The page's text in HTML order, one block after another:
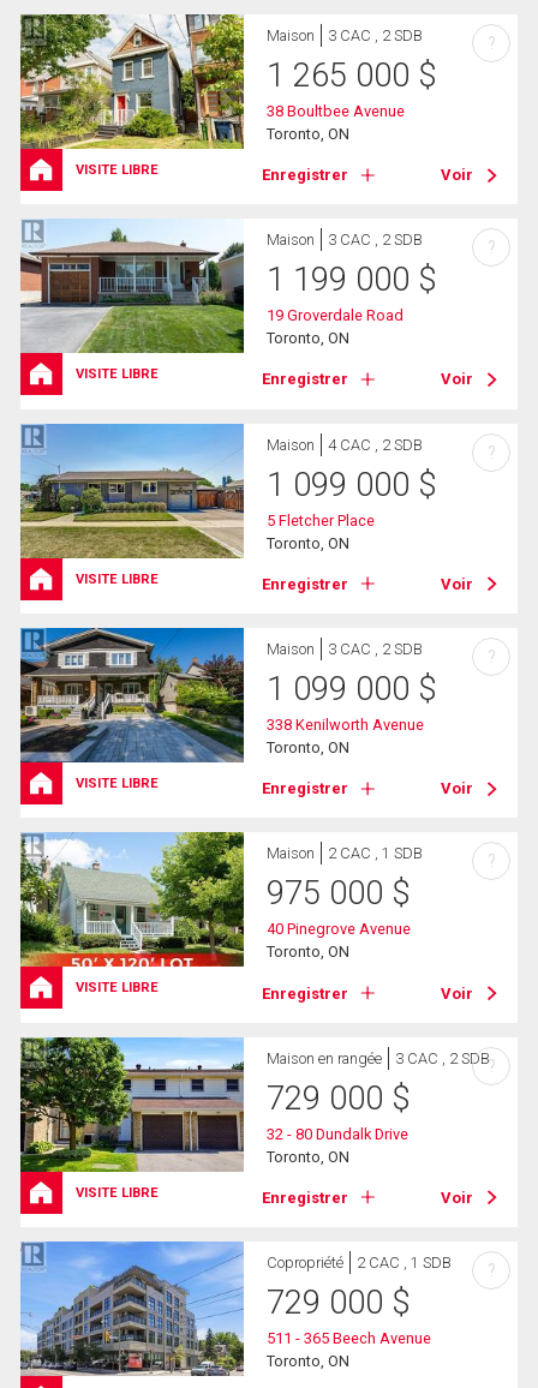
VISITE LIBRE
Maison 3 CAC , 2 SDB
1 265 000 $
38 Boultbee Avenue
Toronto, ON
Enregistrer Voir
?
VISITE LIBRE
Maison 3 CAC , 2 SDB
1 199 000 $
19 Groverdale Road
Toronto, ON
Enregistrer Voir
?
VISITE LIBRE
Maison 4 CAC , 2 SDB
1 099 000 $
5 Fletcher Place
Toronto, ON
Enregistrer Voir
?
VISITE LIBRE
Maison 3 CAC , 2 SDB
1 099 000 $
338 Kenilworth Avenue
Toronto, ON
Enregistrer Voir
?
VISITE LIBRE
Maison 2 CAC , 1 SDB
975 000 $
40 Pinegrove Avenue
Toronto, ON
Enregistrer Voir
?
VISITE LIBRE
Maison en rangée 3 CAC , 2 SDB
729 000 $
32 - 80 Dundalk Drive
Toronto, ON
Enregistrer Voir
?
Copropriété 2 CAC , 1 SDB
729 000 $
511 - 365 Beech Avenue
Toronto, ON
?